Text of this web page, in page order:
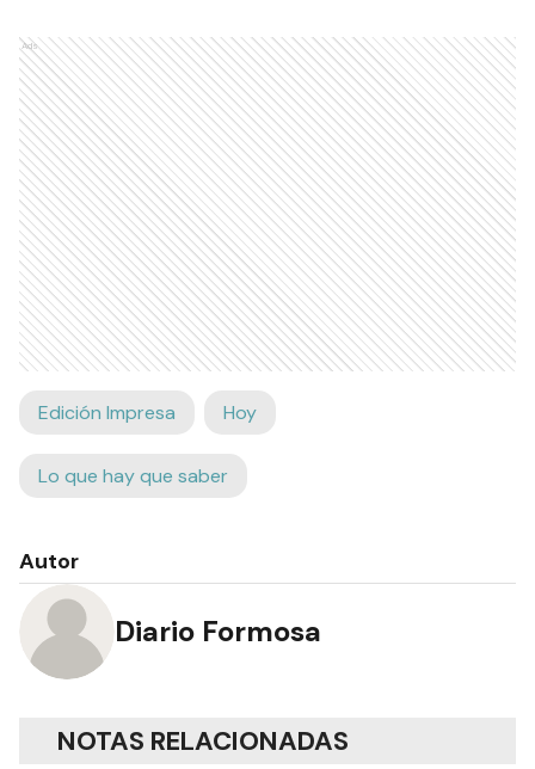
Ads
Edición Impresa Hoy
Lo que hay que saber
Autor
Diario Formosa
NOTAS RELACIONADAS